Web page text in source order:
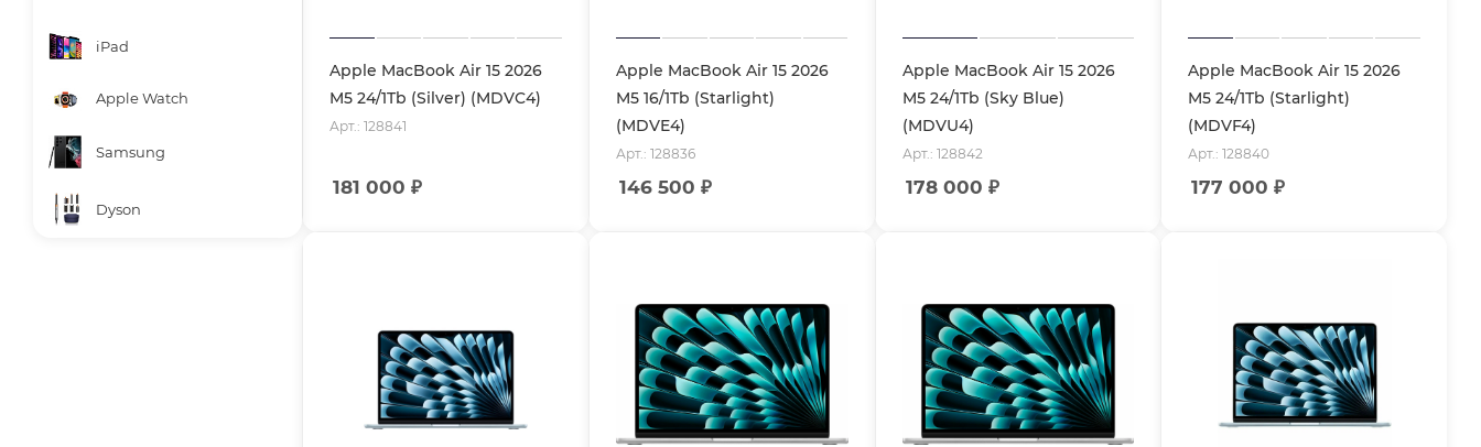
Apple MacBook Air 15 2026
M5 24/1Tb (Silver) (MDVC4)
Арт.: 128841
181 000 ₽
Apple MacBook Air 15 2026
M5 16/1Tb (Starlight)
(MDVE4)
Арт.: 128836
146 500 ₽
Apple MacBook Air 15 2026
M5 24/1Tb (Sky Blue)
(MDVU4)
Арт.: 128842
178 000 ₽
Apple MacBook Air 15 2026
M5 24/1Tb (Starlight)
(MDVF4)
Арт.: 128840
177 000 ₽
iPad
Apple Watch
Samsung
Dyson